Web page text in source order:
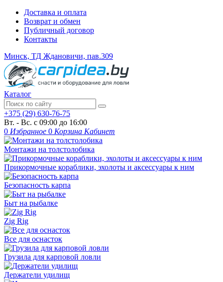
Доставка и оплата
Возврат и обмен
Публичный договор
Контакты
Минск, ТД Ждановичи, пав.309
Каталог
+375 (29) 630-76-75
Вт. - Вс. с 09:00 до 16:00
0 Избранное 0 Корзина Кабинет
Монтажи на толстолобика
Прикормочные кораблики, эхолоты и аксессуары к ним
Безопасность карпа
Быт на рыбалке
Zig Rig
Все для оснасток
Грузила для карповой ловли
Держатели удилищ